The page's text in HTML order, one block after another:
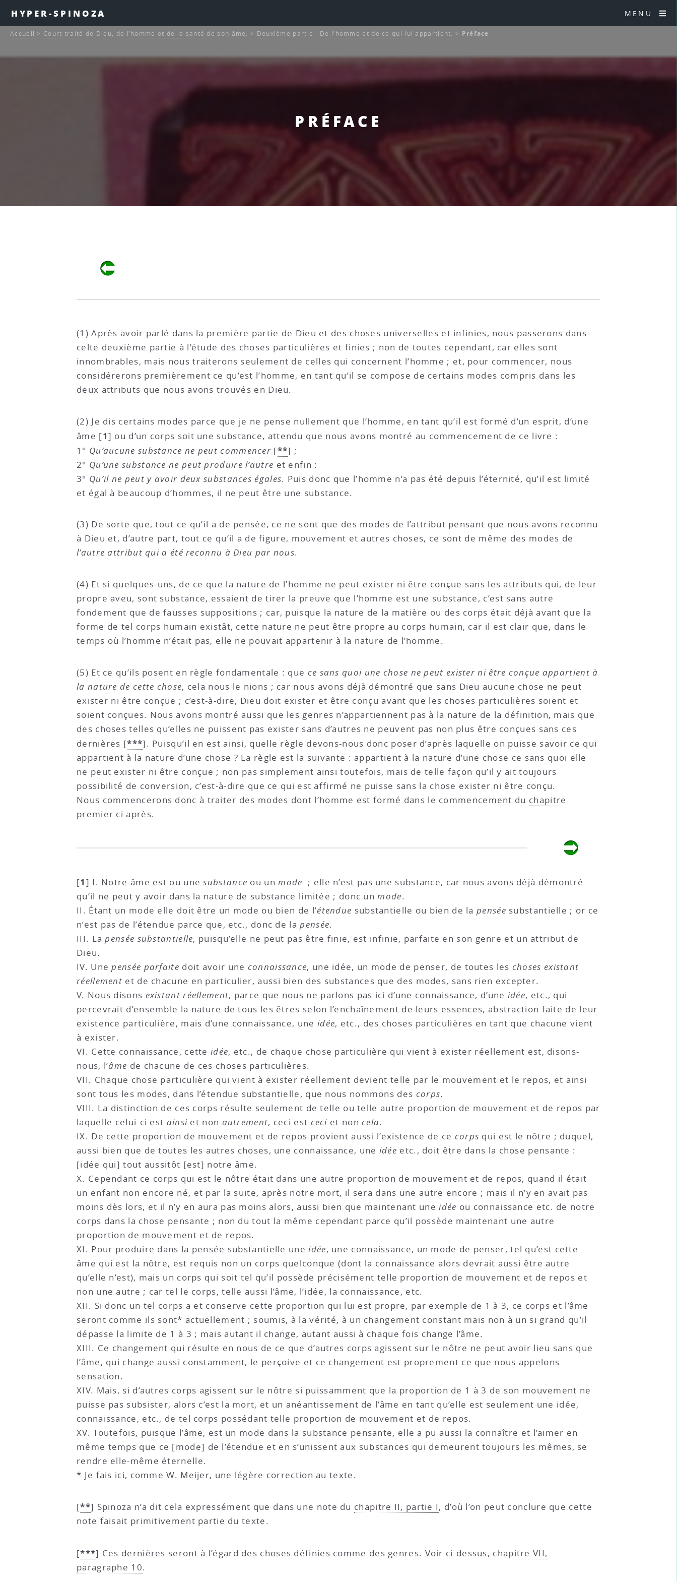
HYPER-SPINOZA MENU
PRÉFACE
Accueil > Court traité de Dieu, de l’homme et de la santé de son âme. > Deuxième partie : De l’homme et de ce qui lui appartient. > Préface
(1) Après avoir parlé dans la première partie de Dieu et des choses universelles et infinies, nous passerons dans
celte deuxième partie à l’étude des choses particulières et finies ; non de toutes cependant, car elles sont
innombrables, mais nous traiterons seulement de celles qui concernent l’homme ; et, pour commencer, nous
considérerons premièrement ce qu’est l’homme, en tant qu’il se compose de certains modes compris dans les
deux attributs que nous avons trouvés en Dieu.
(2) Je dis certains modes parce que je ne pense nullement que l’homme, en tant qu’il est formé d’un esprit, d’une
âme [1] ou d’un corps soit une substance, attendu que nous avons montré au commencement de ce livre :
1° Qu’aucune substance ne peut commencer [**] ;
2° Qu’une substance ne peut produire l’autre et enfin :
3° Qu’il ne peut y avoir deux substances égales. Puis donc que l’homme n’a pas été depuis l’éternité, qu’il est limité
et égal à beaucoup d’hommes, il ne peut être une substance.
(3) De sorte que, tout ce qu’il a de pensée, ce ne sont que des modes de l’attribut pensant que nous avons reconnu
à Dieu et, d’autre part, tout ce qu’il a de figure, mouvement et autres choses, ce sont de même des modes de
l’autre attribut qui a été reconnu à Dieu par nous.
(4) Et si quelques-uns, de ce que la nature de l’homme ne peut exister ni être conçue sans les attributs qui, de leur
propre aveu, sont substance, essaient de tirer la preuve que l’homme est une substance, c’est sans autre
fondement que de fausses suppositions ; car, puisque la nature de la matière ou des corps était déjà avant que la
forme de tel corps humain existât, cette nature ne peut être propre au corps humain, car il est clair que, dans le
temps où l’homme n’était pas, elle ne pouvait appartenir à la nature de l’homme.
(5) Et ce qu’ils posent en règle fondamentale : que ce sans quoi une chose ne peut exister ni être conçue appartient à
la nature de cette chose, cela nous le nions ; car nous avons déjà démontré que sans Dieu aucune chose ne peut
exister ni être conçue ; c’est-à-dire, Dieu doit exister et être conçu avant que les choses particulières soient et
soient conçues. Nous avons montré aussi que les genres n’appartiennent pas à la nature de la définition, mais que
des choses telles qu’elles ne puissent pas exister sans d’autres ne peuvent pas non plus être conçues sans ces
dernières [***]. Puisqu’il en est ainsi, quelle règle devons-nous donc poser d’après laquelle on puisse savoir ce qui
appartient à la nature d’une chose ? La règle est la suivante : appartient à la nature d’une chose ce sans quoi elle
ne peut exister ni être conçue ; non pas simplement ainsi toutefois, mais de telle façon qu’il y ait toujours
possibilité de conversion, c’est-à-dire que ce qui est affirmé ne puisse sans la chose exister ni être conçu.
Nous commencerons donc à traiter des modes dont l’homme est formé dans le commencement du chapitre
premier ci après.
[1 ] I. Notre âme est ou unesubstance ou unmode ; elle n’est pas une substance, car nous avons déjà démontré
qu’il ne peut y avoir dans la nature de substance limitée ; donc unmode.
II. Étant un mode elle doit être un mode ou bien de l’étendue substantielle ou bien de lapensée substantielle ; or ce
n’est pas de l’étendue parce que, etc., donc de lapensée.
III. Lapensée substantielle, puisqu’elle ne peut pas être finie, est infinie, parfaite en son genre et un attribut de
Dieu.
IV. Unepensée parfaite doit avoir une connaissance, une idée, un mode de penser, de toutes les choses existant
réellement et de chacune en particulier, aussi bien des substances que des modes, sans rien excepter.
V. Nous disons existant réellement, parce que nous ne parlons pas ici d’une connaissance, d’une idée, etc., qui
percevrait d’ensemble la nature de tous les êtres selon l’enchaînement de leurs essences, abstraction faite de leur
existence particulière, mais d’une connaissance, une idée, etc., des choses particulières en tant que chacune vient
à exister.
VI. Cette connaissance, cette idée, etc., de chaque chose particulière qui vient à exister réellement est, disons-
nous, l’âme de chacune de ces choses particulières.
VII. Chaque chose particulière qui vient à exister réellement devient telle par le mouvement et le repos, et ainsi
sont tous les modes, dans l’étendue substantielle, que nous nommons des corps.
VIII. La distinction de ces corps résulte seulement de telle ou telle autre proportion de mouvement et de repos par
laquelle celui-ci est ainsi et non autrement, ceci est ceci et noncela.
IX. De cette proportion de mouvement et de repos provient aussi l’existence de ce corps qui est le nôtre ; duquel,
aussi bien que de toutes les autres choses, une connaissance, une idée etc., doit être dans la chose pensante :
[idée qui] tout aussitôt [est] notre âme.
X. Cependant ce corps qui est le nôtre était dans une autre proportion de mouvement et de repos, quand il était
un enfant non encore né, et par la suite, après notre mort, il sera dans une autre encore ; mais il n’y en avait pas
moins dès lors, et il n’y en aura pas moins alors, aussi bien que maintenant uneidée ou connaissance etc. de notre
corps dans la chose pensante ; non du tout la même cependant parce qu’il possède maintenant une autre
proportion de mouvement et de repos.
XI. Pour produire dans la pensée substantielle uneidée, une connaissance, un mode de penser, tel qu’est cette
âme qui est la nôtre, est requis non un corps quelconque (dont la connaissance alors devrait aussi être autre
qu’elle n’est), mais un corps qui soit tel qu’il possède précisément telle proportion de mouvement et de repos et
non une autre ; car tel le corps, telle aussi l’âme, l’idée, la connaissance, etc.
XII. Si donc un tel corps a et conserve cette proportion qui lui est propre, par exemple de 1 à 3, ce corps et l’âme
seront comme ils sont* actuellement ; soumis, à la vérité, à un changement constant mais non à un si grand qu’il
dépasse la limite de 1 à 3 ; mais autant il change, autant aussi à chaque fois change l’âme.
XIII. Ce changement qui résulte en nous de ce que d’autres corps agissent sur le nôtre ne peut avoir lieu sans que
l’âme, qui change aussi constamment, le perçoive et ce changement est proprement ce que nous appelons
sensation.
XIV. Mais, si d’autres corps agissent sur le nôtre si puissamment que la proportion de 1 à 3 de son mouvement ne
puisse pas subsister, alors c’est la mort, et un anéantissement de l’âme en tant qu’elle est seulement une idée,
connaissance, etc., de tel corps possédant telle proportion de mouvement et de repos.
XV. Toutefois, puisque l’âme, est un mode dans la substance pensante, elle a pu aussi la connaître et l’aimer en
même temps que ce [mode] de l’étendue et en s’unissent aux substances qui demeurent toujours les mêmes, se
rendre elle-même éternelle.
* Je fais ici, comme W. Meijer, une légère correction au texte.
[**] Spinoza n’a dit cela expressément que dans une note du chapitre II, partie I, d’où l’on peut conclure que cette
note faisait primitivement partie du texte.
[***] Ces dernières seront à l’égard des choses définies comme des genres. Voir ci-dessus, chapitre VII,
paragraphe 10.